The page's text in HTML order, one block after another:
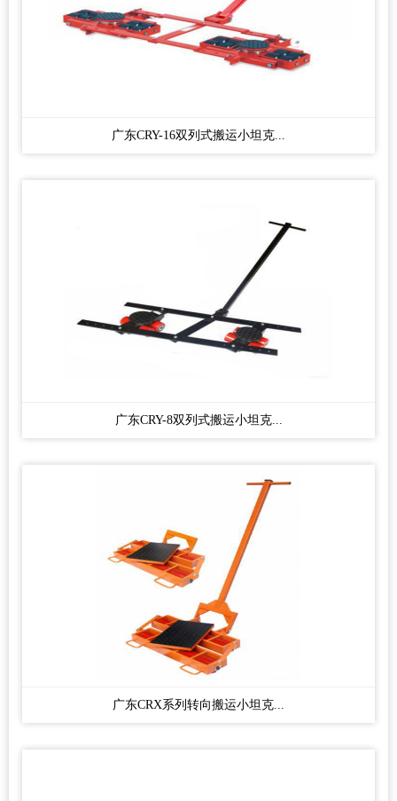
广东CRY-16双列式搬运小坦克...
广东CRY-8双列式搬运小坦克...
广东CRX系列转向搬运小坦克...